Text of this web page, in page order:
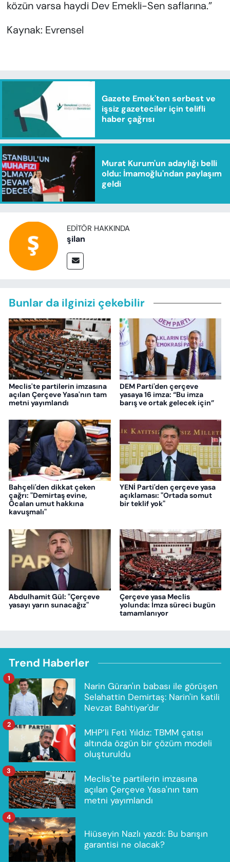
közün varsa haydi Dev Emekli-Sen saflarına.”
Kaynak: Evrensel
Gazete Emek'ten serbest ve
işsiz gazeteciler için telifli
haber çağrısı
Murat Kurum'un adaylığı belli
oldu: İmamoğlu'ndan paylaşım
geldi
EDITÖR HAKKINDA
şilan
Bunlar da ilginizi çekebilir
Meclis'te partilerin imzasına
açılan Çerçeve Yasa'nın tam
metni yayımlandı
DEM Parti'den çerçeve
yasaya 16 imza: “Bu imza
barış ve ortak gelecek için”
Bahçeli'den dikkat çeken
çağrı: "Demirtaş evine,
Öcalan umut hakkına
kavuşmalı"
YENİ Parti'den çerçeve yasa
açıklaması: "Ortada somut
bir teklif yok"
Abdulhamit Gül: "Çerçeve
yasayı yarın sunacağız"
Çerçeve yasa Meclis
yolunda: İmza süreci bugün
tamamlanıyor
Trend Haberler
Narin Güran'ın babası ile görüşen
Selahattin Demirtaş: Narin'in katili
Nevzat Bahtiyar'dır
1
MHP’li Feti Yıldız: TBMM çatısı
altında özgün bir çözüm modeli
oluşturuldu
2
Meclis'te partilerin imzasına
açılan Çerçeve Yasa'nın tam
metni yayımlandı
3
Hiüseyin Nazlı yazdı: Bu barışın
garantisi ne olacak?
4